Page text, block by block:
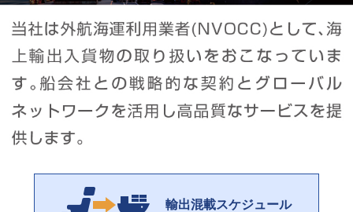
輸出混載スケジュール